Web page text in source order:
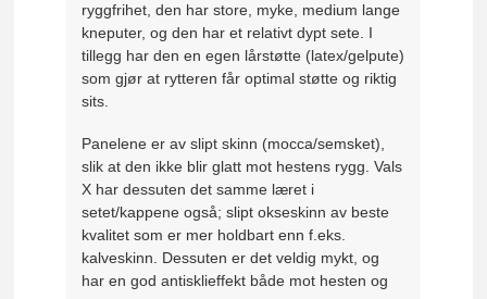
ryggfrihet, den har store, myke, medium lange
kneputer, og den har et relativt dypt sete. I
tillegg har den en egen lårstøtte (latex/gelpute)
som gjør at rytteren får optimal støtte og riktig
sits.
Panelene er av slipt skinn (mocca/semsket),
slik at den ikke blir glatt mot hestens rygg. Vals
X har dessuten det samme læret i
setet/kappene også; slipt okseskinn av beste
kvalitet som er mer holdbart enn f.eks.
kalveskinn. Dessuten er det veldig mykt, og
har en god antisklieffekt både mot hesten og